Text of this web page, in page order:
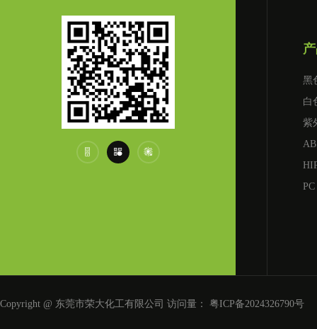
食品级白色母
  
黑
白
紫
PC
Copyright @ 东莞市荣大化工有限公司 访问量： 粤ICP备2024326790号